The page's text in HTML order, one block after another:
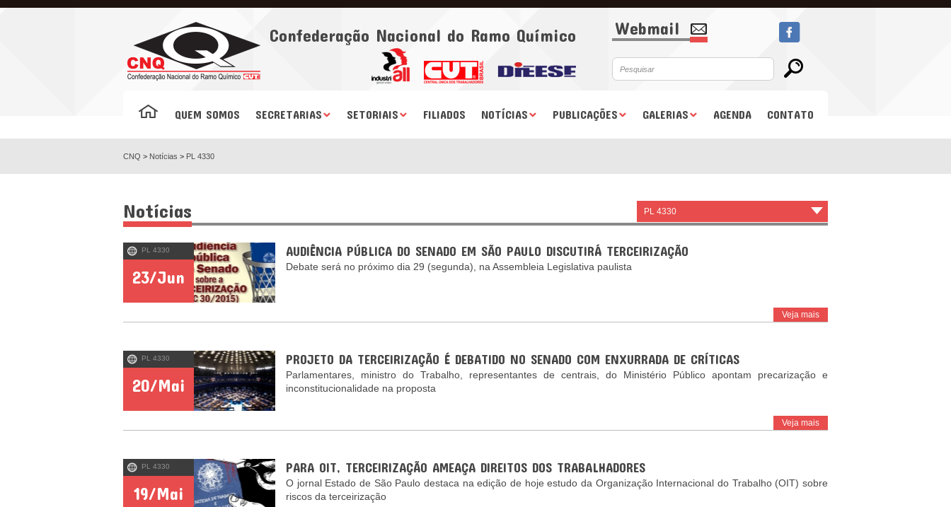
Confederação Nacional do Ramo Químico Webmail
QUEM SOMOS SECRETARIAS SETORIAIS FILIADOS NOTÍCIAS PUBLICAÇÕES GALERIAS AGENDA CONTATO
CNQ > Notícias > PL 4330
Notícias PL 4330 ▾
PL 4330
23/Jun
AUDIÊNCIA PÚBLICA DO SENADO EM SÃO PAULO DISCUTIRÁ TERCEIRIZAÇÃO
Debate será no próximo dia 29 (segunda), na Assembleia Legislativa paulista
Veja mais
PL 4330
20/Mai
PROJETO DA TERCEIRIZAÇÃO É DEBATIDO NO SENADO COM ENXURRADA DE CRÍTICAS
Parlamentares, ministro do Trabalho, representantes de centrais, do Ministério Público apontam precarização e
inconstitucionalidade na proposta
Veja mais
PL 4330
19/Mai
PARA OIT, TERCEIRIZAÇÃO AMEAÇA DIREITOS DOS TRABALHADORES
O jornal Estado de São Paulo destaca na edição de hoje estudo da Organização Internacional do Trabalho (OIT) sobre
riscos da terceirização